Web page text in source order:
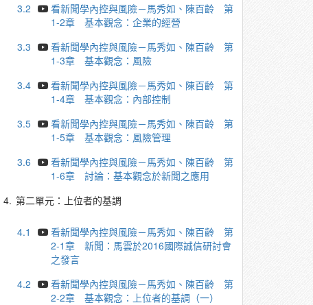
3.2
看新聞學內控與風險－馬秀如、陳百齡 第
1-2章 基本觀念：企業的經營
3.3
看新聞學內控與風險－馬秀如、陳百齡 第
1-3章 基本觀念：風險
3.4
看新聞學內控與風險－馬秀如、陳百齡 第
1-4章 基本觀念：內部控制
3.5
看新聞學內控與風險－馬秀如、陳百齡 第
1-5章 基本觀念：風險管理
3.6
看新聞學內控與風險－馬秀如、陳百齡 第
1-6章 討論：基本觀念於新聞之應用
4. 第二單元：上位者的基調
4.1
看新聞學內控與風險－馬秀如、陳百齡 第
2-1章 新聞：馬雲於2016國際誠信研討會
之發言
4.2
看新聞學內控與風險－馬秀如、陳百齡 第
2-2章 基本觀念：上位者的基調（一）